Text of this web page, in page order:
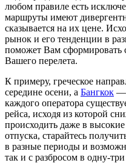
любом правиле есть
маршруты имеют
сказывается на их цене.
рынок и его тенденции в
поможет Вам сформировать
Вашего перелета.
К примеру, греческое
середине осени, а Бангкок —
каждого оператора
рейса, исходя из которой
происходить даже в
отпуска, старайтесь
в разные периоды и
так и с разбросом в одну-